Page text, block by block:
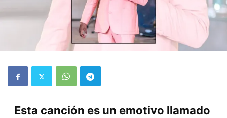
Esta canción es un emotivo llamado